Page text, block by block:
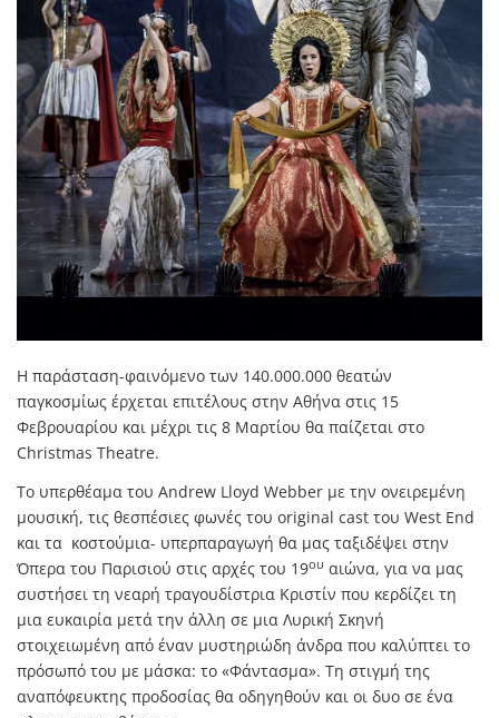
Η παράσταση-φαινόμενο των 140.000.000 θεατών
παγκοσμίως έρχεται επιτέλους στην Αθήνα στις 15
Φεβρουαρίου και μέχρι τις 8 Μαρτίου θα παίζεται στο
Christmas Theatre.
Το υπερθέαμα του Andrew Lloyd Webber με την ονειρεμένη
μουσική, τις θεσπέσιες φωνές του original cast του West End
και τα κοστούμια- υπερπαραγωγή θα μας ταξιδέψει στην
Όπερα του Παρισιού στις αρχές του 19ου αιώνα, για να μας
συστήσει τη νεαρή τραγουδίστρια Κριστίν που κερδίζει τη
μια ευκαιρία μετά την άλλη σε μια Λυρική Σκηνή
στοιχειωμένη από έναν μυστηριώδη άνδρα που καλύπτει το
πρόσωπό του με μάσκα: το «Φάντασμα». Τη στιγμή της
αναπόφευκτης προδοσίας θα οδηγηθούν και οι δυο σε ένα